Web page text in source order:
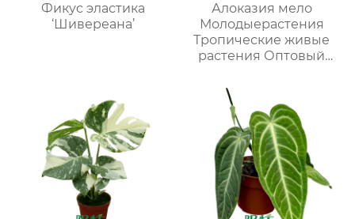
Фикус эластика
‘Шивереана’
Алоказия мело
Молодыерастения
Тропические живые
растения Оптовый
питомников